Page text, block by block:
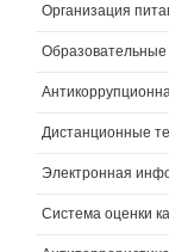
Организация
Дистанционные
Электронная
Система оценки